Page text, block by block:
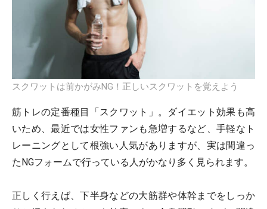
スクワットは前かがみNG！正しいスクワットを覚えよう
筋トレの定番種目「スクワット」。ダイエット効果も高
いため、最近では女性ファンも急増するなど、手軽なト
レーニングとして根強い人気がありますが、実は間違っ
たNGフォームで行っている人がかなり多く見られます。
正しく行えば、下半身などの大筋群や体幹までをしっか